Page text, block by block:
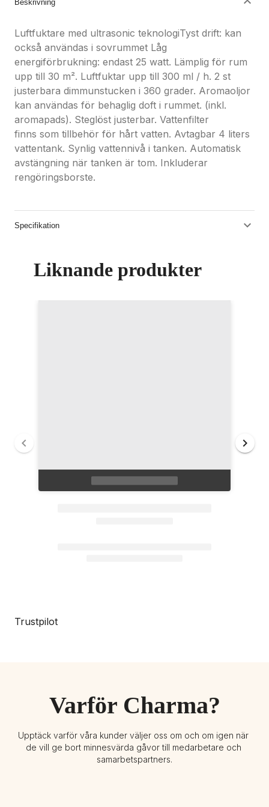
Beskrivning
Luftfuktare med ultrasonic teknologiTyst drift: kan
också användas i sovrummet Låg
energiförbrukning: endast 25 watt. Lämplig för rum
upp till 30 m². Luftfuktar upp till 300 ml / h. 2 st
justerbara dimmunstucken i 360 grader. Aromaoljor
kan användas för behaglig doft i rummet. (inkl.
aromapads). Steglöst justerbar. Vattenfilter
finns som tillbehör för hårt vatten. Avtagbar 4 liters
vattentank. Synlig vattennivå i tanken. Automatisk
avstängning när tanken är tom. Inkluderar
rengöringsborste.
Specifikation
Liknande produkter
Trustpilot
Varför Charma?
Upptäck varför våra kunder väljer oss om och om igen när
de vill ge bort minnesvärda gåvor till medarbetare och
samarbetspartners.